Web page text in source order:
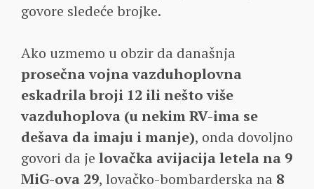
govore sledeće brojke.
Ako uzmemo u obzir da današnja
prosečna vojna vazduhoplovna
eskadrila broji 12 ili nešto više
vazduhoplova (u nekim RV-ima se
dešava da imaju i manje), onda dovoljno
govori da je lovačka avijacija letela na 9
MiG-ova 29, lovačko-bombarderska na 8